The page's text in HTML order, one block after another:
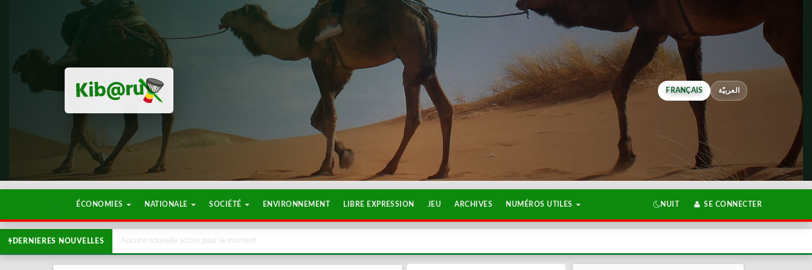
FRANÇAIS العربيّة
ÉCONOMIES NATIONALE SOCIÉTÉ ENVIRONNEMENT LIBRE EXPRESSION JEU ARCHIVES NUMÉROS UTILES NUIT SE CONNECTER
DERNIERES NOUVELLES Aucune nouvelle active pour le moment.